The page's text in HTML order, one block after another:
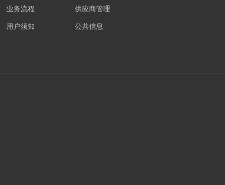
业务流程
用户须知
供应商管理
公共信息